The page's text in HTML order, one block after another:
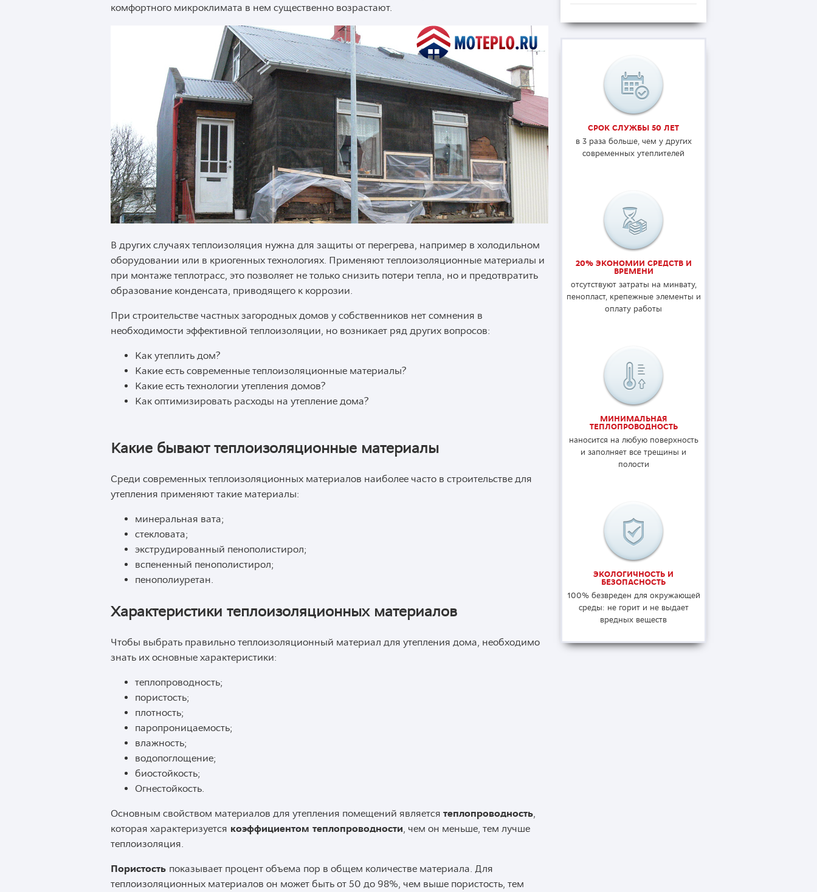
комфортного микроклимата в нем существенно возрастают.
В других случаях теплоизоляция нужна для защиты от перегрева, например в холодильном
оборудовании или в криогенных технологиях. Применяют теплоизоляционные материалы и
при монтаже теплотрасс, это позволяет не только снизить потери тепла, но и предотвратить
образование конденсата, приводящего к коррозии.
При строительстве частных загородных домов у собственников нет сомнения в
необходимости эффективной теплоизоляции, но возникает ряд других вопросов:
Как утеплить дом?
Какие есть современные теплоизоляционные материалы?
Какие есть технологии утепления домов?
Как оптимизировать расходы на утепление дома?
Какие бывают теплоизоляционные материалы
Среди современных теплоизоляционных материалов наиболее часто в строительстве для
утепления применяют такие материалы:
минеральная вата;
стекловата;
экструдированный пенополистирол;
вспененный пенополистирол;
пенополиуретан.
Характеристики теплоизоляционных материалов
Чтобы выбрать правильно теплоизоляционный материал для утепления дома, необходимо
знать их основные характеристики:
теплопроводность;
пористость;
плотность;
паропроницаемость;
влажность;
водопоглощение;
биостойкость;
Огнестойкость.
Основным свойством материалов для утепления помещений является теплопроводность,
которая характеризуется коэффициентом теплопроводности, чем он меньше, тем лучше
теплоизоляция.
Пористость показывает процент объема пор в общем количестве материала. Для
теплоизоляционных материалов он может быть от 50 до 98%, чем выше пористость, тем
СРОК СЛУЖБЫ 50 ЛЕТ
в 3 раза больше, чем у других
современных утеплителей
20% ЭКОНОМИИ СРЕДСТВ И
ВРЕМЕНИ
отсутствуют затраты на минвату,
пенопласт, крепежные элементы и
оплату работы
МИНИМАЛЬНАЯ
ТЕПЛОПРОВОДНОСТЬ
наносится на любую поверхность
и заполняет все трещины и
полости
ЭКОЛОГИЧНОСТЬ И
БЕЗОПАСНОСТЬ
100% безвреден для окружающей
среды: не горит и не выдает
вредных веществ